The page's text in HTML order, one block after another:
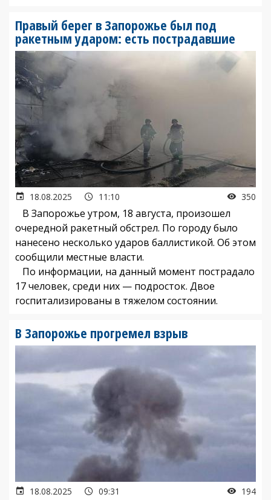
Правый берег в Запорожье был под
ракетным ударом: есть пострадавшие
18.08.2025 11:10 350
В Запорожье утром, 18 августа, произошел
очередной ракетный обстрел. По городу было
нанесено несколько ударов баллистикой. Об этом
сообщили местные власти.
По информации, на данный момент пострадало
17 человек, среди них — подросток. Двое
госпитализированы в тяжелом состоянии.
В Запорожье прогремел взрыв
18.08.2025 09:31 194